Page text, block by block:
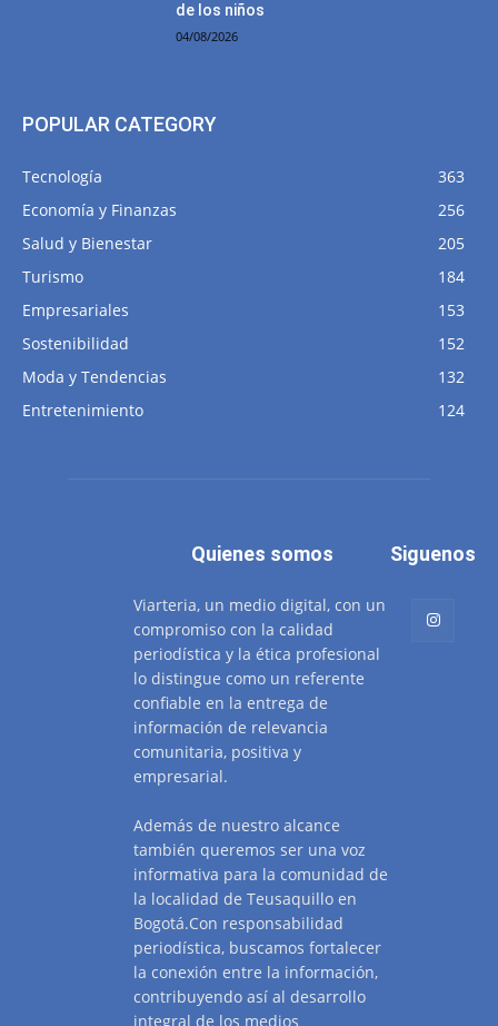
de los niños
04/08/2026
POPULAR CATEGORY
Tecnología
363
Economía y Finanzas
256
Salud y Bienestar
205
Turismo
184
Empresariales
153
Sostenibilidad
152
Moda y Tendencias
132
Entretenimiento
124
Quienes somos
Viarteria, un medio digital, con un
compromiso con la calidad
periodística y la ética profesional
lo distingue como un referente
confiable en la entrega de
información de relevancia
comunitaria, positiva y
empresarial.
Además de nuestro alcance
también queremos ser una voz
informativa para la comunidad de
la localidad de Teusaquillo en
Bogotá.Con responsabilidad
periodística, buscamos fortalecer
la conexión entre la información,
contribuyendo así al desarrollo
integral de los medios
Siguenos